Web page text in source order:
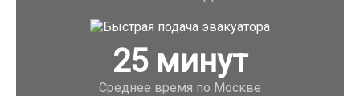
25минут
Среднее время по Москве